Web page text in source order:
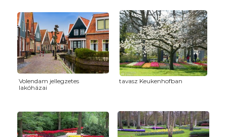
Volendam jellegzetes
lakóházai
tavasz Keukenhofban